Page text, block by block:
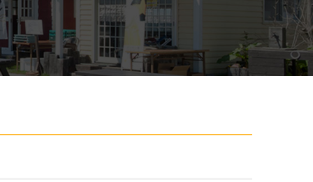
オンシリーズ競走
発売情報(PDF)